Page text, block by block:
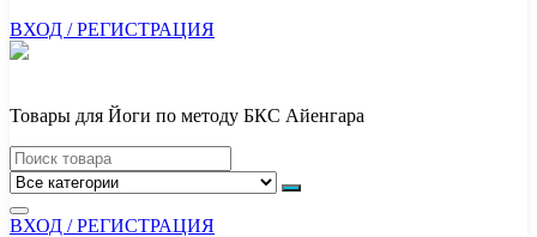
ВХОД / РЕГИСТРАЦИЯ
Товары для Йоги по методу БКС Айенгара
ВХОД / РЕГИСТРАЦИЯ